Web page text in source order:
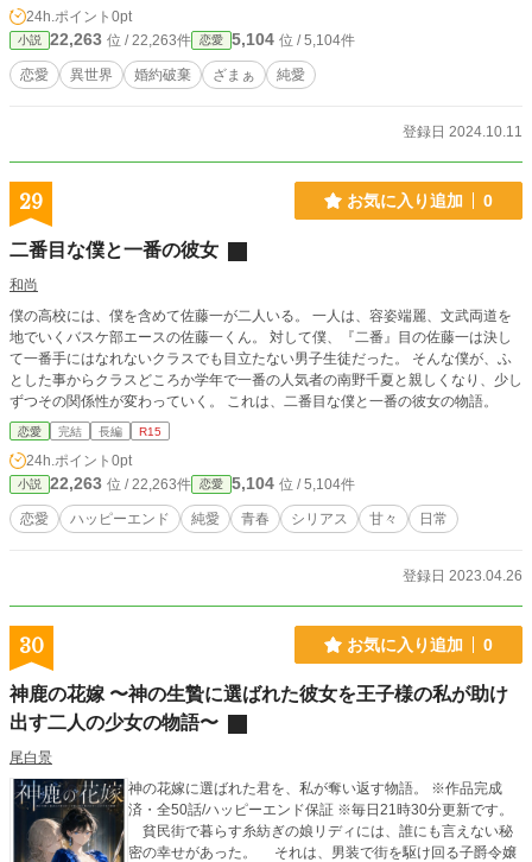
24h.ポイント 0pt
小説 22,263 位 / 22,263件 恋愛 5,104 位 / 5,104件
恋愛 異世界 婚約破棄 ざまぁ 純愛
登録日 2024.10.11
29 お気に入り追加 0
二番目な僕と一番の彼女
和尚
僕の高校には、僕を含めて佐藤一が二人いる。 一人は、容姿端麗、文武両道を
地でいくバスケ部エースの佐藤一くん。 対して僕、『二番』目の佐藤一は決し
て一番手にはなれないクラスでも目立たない男子生徒だった。 そんな僕が、ふ
とした事からクラスどころか学年で一番の人気者の南野千夏と親しくなり、少し
ずつその関係性が変わっていく。 これは、二番目な僕と一番の彼女の物語。
恋愛 完結 長編 R15
24h.ポイント 0pt
小説 22,263 位 / 22,263件 恋愛 5,104 位 / 5,104件
恋愛 ハッピーエンド 純愛 青春 シリアス 甘々 日常
登録日 2023.04.26
30 お気に入り追加 0
神鹿の花嫁 〜神の生贄に選ばれた彼女を王子様の私が助け
出す二人の少女の物語〜
尾白景
神の花嫁に選ばれた君を、私が奪い返す物語。 ※作品完成
済・全50話/ハッピーエンド保証 ※毎日21時30分更新です。
貧民街で暮らす糸紡ぎの娘リディには、誰にも言えない秘
密の幸せがあった。 それは、男装で街を駆け回る子爵令嬢